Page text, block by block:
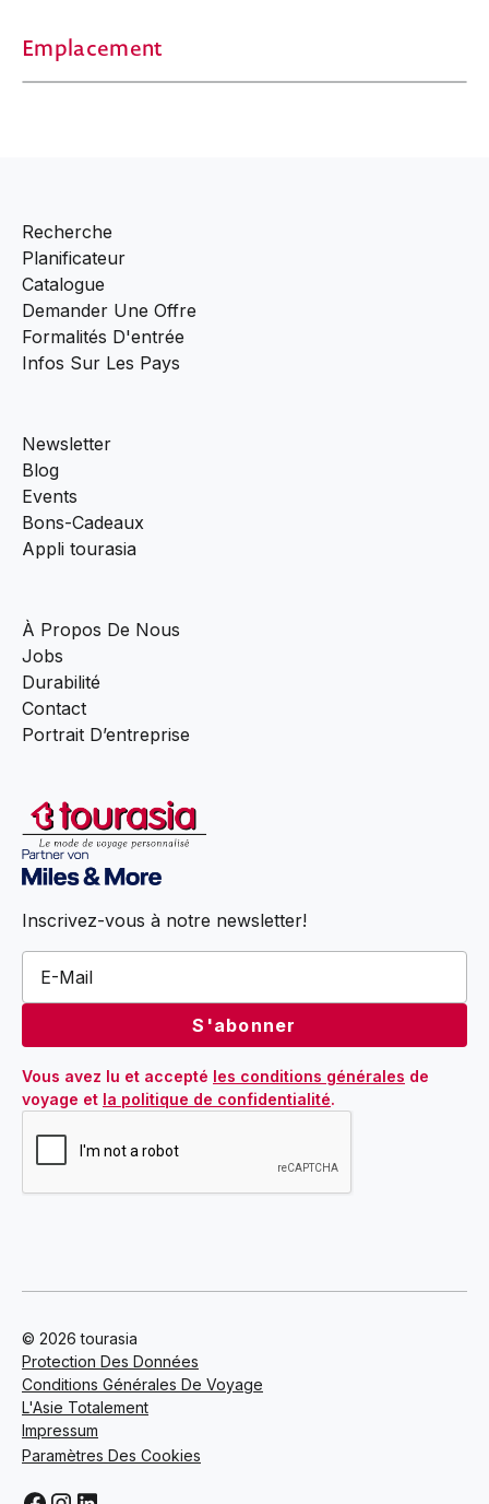
Emplacement
Recherche
Planificateur
Catalogue
Demander Une Offre
Formalités D'entrée
Infos Sur Les Pays
Newsletter
Blog
Events
Bons-Cadeaux
Appli tourasia
À Propos De Nous
Jobs
Durabilité
Contact
Portrait D’entreprise
Inscrivez-vous à notre newsletter!
Vous avez lu et accepté les conditions générales de
voyage et la politique de confidentialité.
© 2026 tourasia
Protection Des Données
Conditions Générales De Voyage
L'Asie Totalement
Impressum
Paramètres Des Cookies